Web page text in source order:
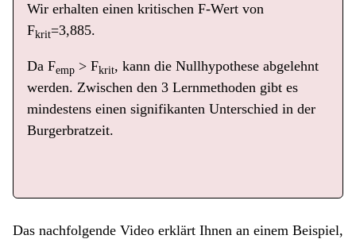
Wir erhalten einen kritischen F-Wert von
Fkrit=3,885.
Da Femp> Fkrit, kann die Nullhypothese abgelehnt
werden. Zwischen den 3 Lernmethoden gibt es
mindestens einen signifikanten Unterschied in der
Burgerbratzeit.
Das nachfolgende Video erklärt Ihnen an einem Beispiel,